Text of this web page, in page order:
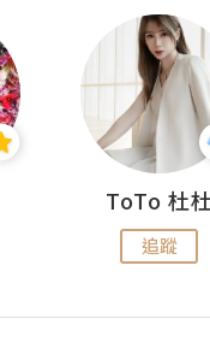
ToTo 杜
追蹤